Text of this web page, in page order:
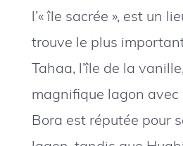
l’« île sacrée », est un
trouve le plus
Tahaa, l’île de la
magnifique lagon
Bora est réputée pour